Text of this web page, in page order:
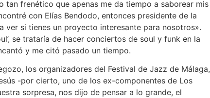
tan frenético que apenas me da tiempo a saborear mis
con Elías Bendodo, entonces presidente de la
ver si tienes un proyecto interesante para nosotros».
se trataría de hacer conciertos de soul y funk en la
y me citó pasado un tiempo.
los organizadores del Festival de Jazz de Málaga,
-por cierto, uno de los ex-componentes de Los
sorpresa, nos dijo de pensar a lo grande, el